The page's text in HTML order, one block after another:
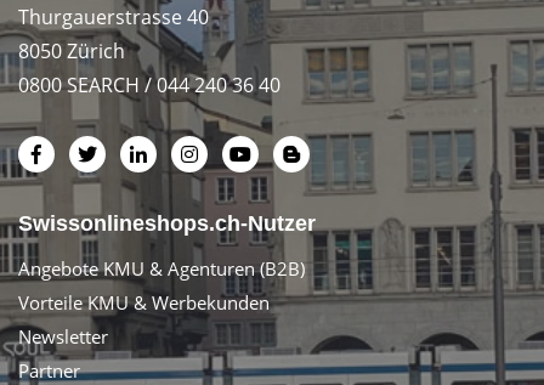
Thurgauerstrasse 40
8050 Zürich
0800 SEARCH / 044 240 36 40
Swissonlineshops.ch-Nutzer
Angebote KMU & Agenturen (B2B)
Vorteile KMU & Werbekunden
Newsletter
Partner